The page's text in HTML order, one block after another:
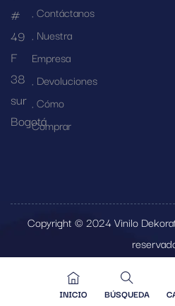
#
49
F
38
sur
Bogotá
Contáctanos
Nuestra
Empresa
Devoluciones
Cómo
Comprar
Copyright © 2024 Vinilo
INICIO BÚSQUEDA